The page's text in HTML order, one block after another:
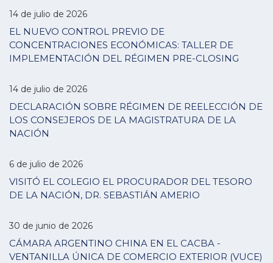
14 de julio de 2026
EL NUEVO CONTROL PREVIO DE
CONCENTRACIONES ECONÓMICAS: TALLER DE
IMPLEMENTACIÓN DEL RÉGIMEN PRE-CLOSING
14 de julio de 2026
DECLARACIÓN SOBRE RÉGIMEN DE REELECCIÓN DE
LOS CONSEJEROS DE LA MAGISTRATURA DE LA
NACIÓN
6 de julio de 2026
VISITÓ EL COLEGIO EL PROCURADOR DEL TESORO
DE LA NACIÓN, DR. SEBASTIÁN AMERIO
30 de junio de 2026
CÁMARA ARGENTINO CHINA EN EL CACBA -
VENTANILLA ÚNICA DE COMERCIO EXTERIOR (VUCE)